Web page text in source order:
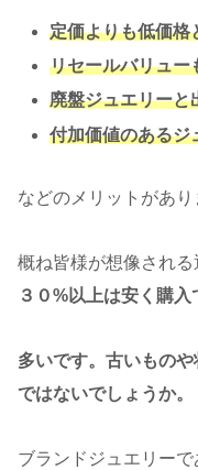
定価よりも低価格
リセールバリュー
廃盤ジュエリーと
付加価値のある
などのメリットがあり
概ね皆様が想像される
３０%以上は安く購
多いです。古いもの
ではないでしょうか。
ブランドジュエリー